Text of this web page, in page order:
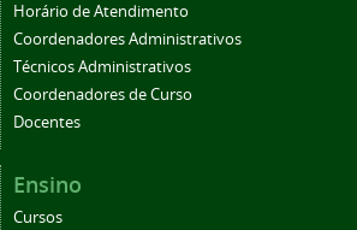
Horário de Atendimento
Coordenadores Administrativos
Técnicos Administrativos
Coordenadores de Curso
Docentes
Ensino
Cursos